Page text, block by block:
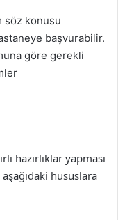
söz konusu
başvurabilir.
göre gerekli
hazırlıklar yapması
hususlara